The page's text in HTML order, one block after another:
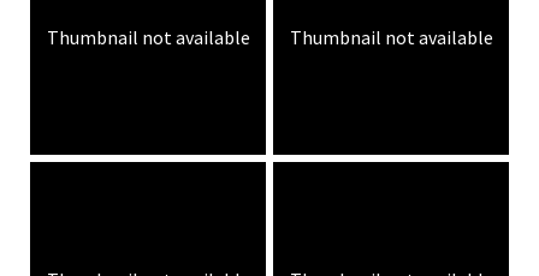
Thumbnail not available Thumbnail not available